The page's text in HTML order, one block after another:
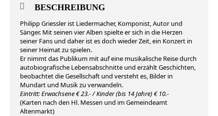
BESCHREIBUNG
Philipp Griessler ist Liedermacher, Komponist, Autor und
Sänger. Mit seinen vier Alben spielte er sich in die Herzen
seiner Fans und daher ist es doch wieder Zeit, ein Konzert in
seiner Heimat zu spielen.
Er nimmt das Publikum mit auf eine musikalische Reise durch
autobiografische Lebensabschnitte und erzählt Geschichten,
beobachtet die Gesellschaft und versteht es, Bilder in
Mundart und Musik zu verwandeln.
Eintritt: Erwachsene € 23.- / Kinder (bis 14 Jahre) € 10.-
(Karten nach den Hl. Messen und im Gemeindeamt
Altenmarkt)